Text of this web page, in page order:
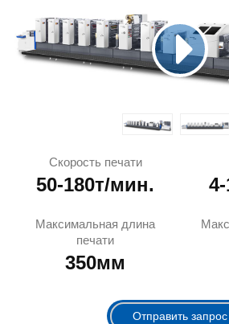
Скорость печати
50-180т/мин.
Максимальная длина
печати
350мм
Отправить запрос